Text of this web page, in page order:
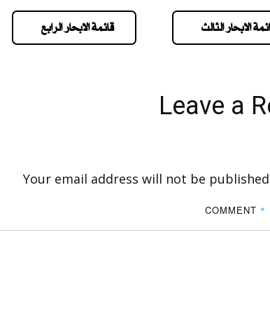
قائمة الابحار الرابع الابحار الثالث
Leave a
Your email address will not be
COMMENT *